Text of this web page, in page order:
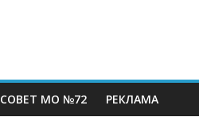
МО №72 РЕКЛАМА